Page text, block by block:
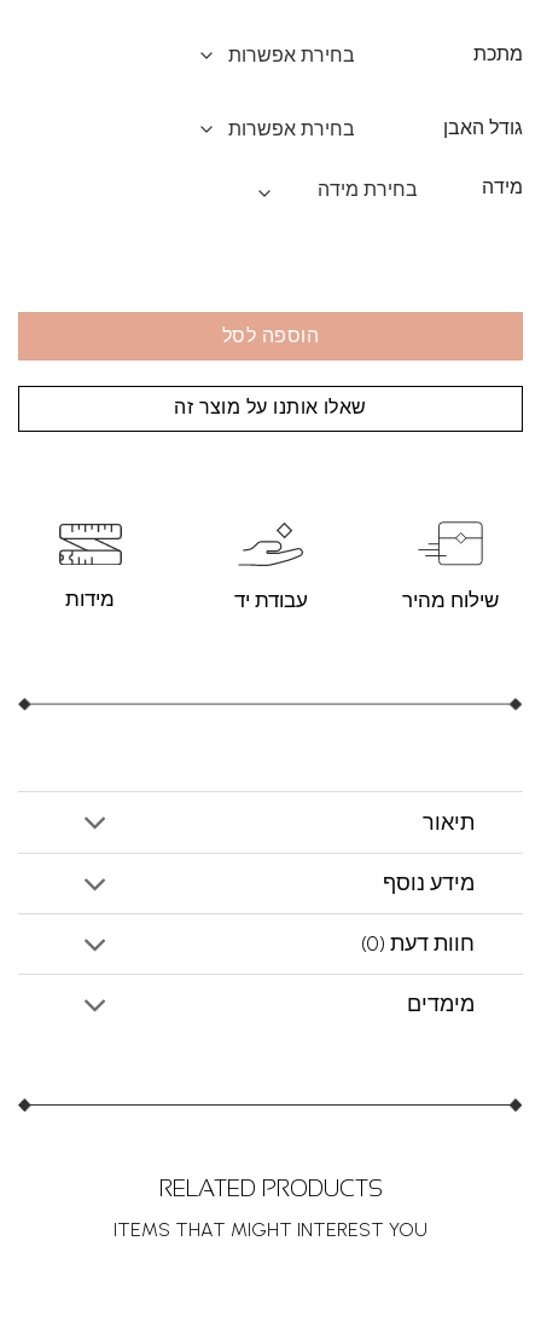
מתכת
גודל האבן
מידה
הוספה לסל
שאלו אותנו על מוצר זה
שילוח מהיר עבודת יד מידות
תיאור
מידע נוסף
חוות דעת (0)
מימדים
RELATED PRODUCTS
ITEMS THAT MIGHT INTEREST YOU